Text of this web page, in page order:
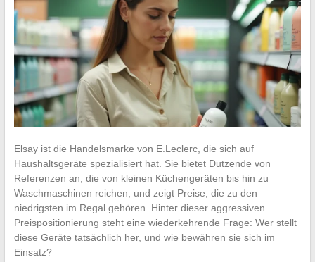
Elsay ist die Handelsmarke von E.Leclerc, die sich auf
Haushaltsgeräte spezialisiert hat. Sie bietet Dutzende von
Referenzen an, die von kleinen Küchengeräten bis hin zu
Waschmaschinen reichen, und zeigt Preise, die zu den
niedrigsten im Regal gehören. Hinter dieser aggressiven
Preispositionierung steht eine wiederkehrende Frage: Wer stellt
diese Geräte tatsächlich her, und wie bewähren sie sich im
Einsatz?